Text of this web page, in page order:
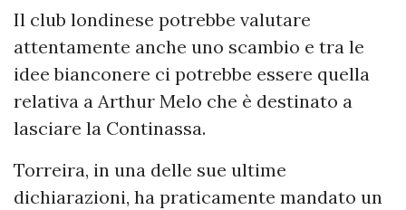
Il club londinese potrebbe valutare
attentamente anche uno scambio e tra le
idee bianconere ci potrebbe essere quella
relativa a Arthur Melo che è destinato a
lasciare la Continassa.
Torreira, in una delle sue ultime
dichiarazioni, ha praticamente mandato un